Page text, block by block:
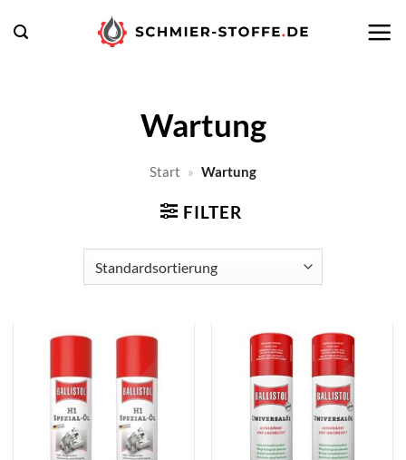
Inhalt
Wartung
Start » Wartung
FILTER